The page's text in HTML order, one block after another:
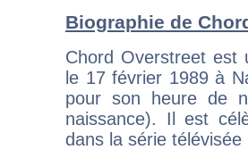
Biographie de
Chord Overstreet est
le 17 février 1989 à
pour son heure de
naissance). Il est
dans la série télévisée